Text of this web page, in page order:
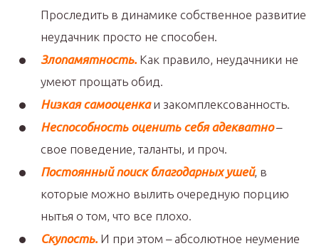
Проследить в динамике собственное развитие
неудачник просто не способен.
Злопамятность. Как правило, неудачники не
умеют прощать обид.
Низкая самооценкаи закомплексованность.
Неспособность оценить себя адекватно–
свое поведение, таланты, и проч.
Постоянный поиск благодарных ушей, в
которые можно вылить очередную порцию
нытья о том, что все плохо.
Скупость. И при этом – абсолютное неумение